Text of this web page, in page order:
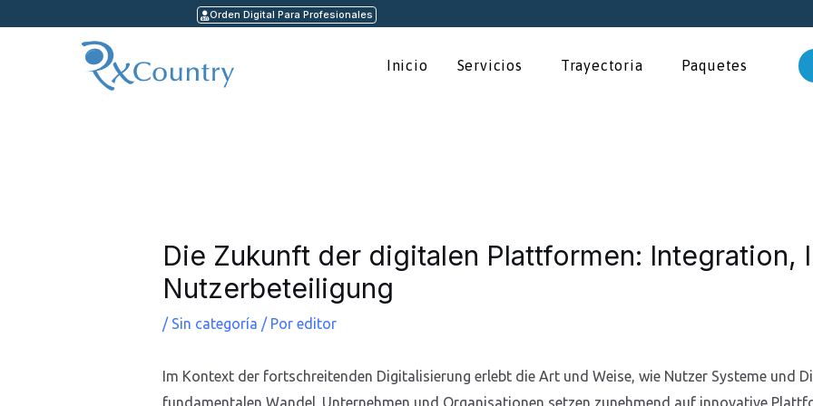
Orden Digital Para Profesionales
Inicio Servicios Trayectoria Paquetes
Die Zukunft der digitalen Plattformen: Integration,
Nutzerbeteiligung
/ Sin categoría / Por editor
Im Kontext der fortschreitenden Digitalisierung erlebt die Art und Weise, wie Nutzer Systeme und
fundamentalen Wandel. Unternehmen und Organisationen setzen zunehmend auf innovative